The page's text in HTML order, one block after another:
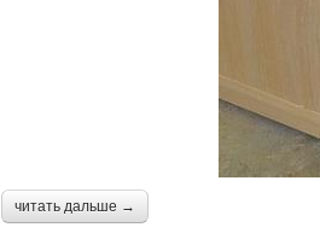
читать дальше →